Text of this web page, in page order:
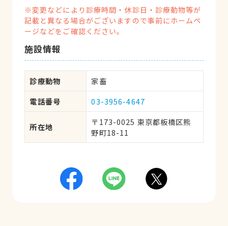
※変更などにより診療時間・休診日・診療動物等が
記載と異なる場合がございますので事前にホームペ
ージなどをご確認ください。
施設情報
診療動物
家畜
電話番号
03-3956-4647
所在地
〒173-0025 東京都板橋区熊
野町18-11